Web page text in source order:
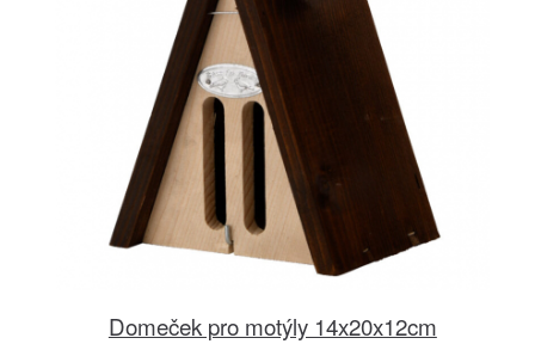
Domeček pro motýly 14x20x12cm